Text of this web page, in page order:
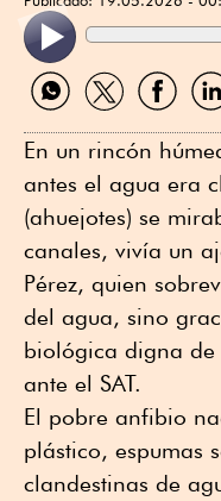
Compartir
por
Compartir
por
Compartir
por
por
En un rincón
antes el agua era
(ahuejotes) se
canales, vivía un
Pérez, quien
del agua, sino
biológica digna de
ante el SAT.
El pobre anfibio
plástico, espumas
clandestinas de